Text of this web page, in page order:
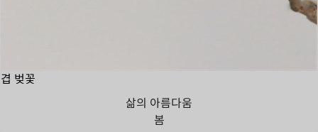
겹 벚꽃
삶의 아름다움
봄